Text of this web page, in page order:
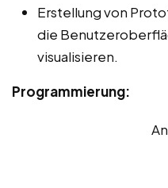
Erstellung von
die
visualisieren.
Programmierung: